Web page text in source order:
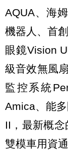
AQUA、海
機器人、首
眼鏡Vision
級音效無風
監控系統
Amica、能
II，最新概
雙模車用資